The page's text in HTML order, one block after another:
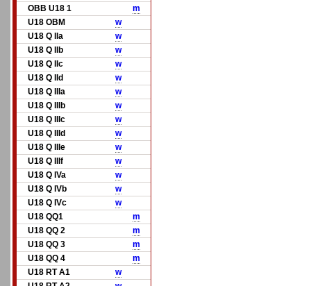
OBB U18 1
m
U18 OBM
w
U18 Q IIa
w
U18 Q IIb
w
U18 Q IIc
w
U18 Q IId
w
U18 Q IIIa
w
U18 Q IIIb
w
U18 Q IIIc
w
U18 Q IIId
w
U18 Q IIIe
w
U18 Q IIIf
w
U18 Q IVa
w
U18 Q IVb
w
U18 Q IVc
w
U18 QQ1
m
U18 QQ 2
m
U18 QQ 3
m
U18 QQ 4
m
U18 RT A1
w